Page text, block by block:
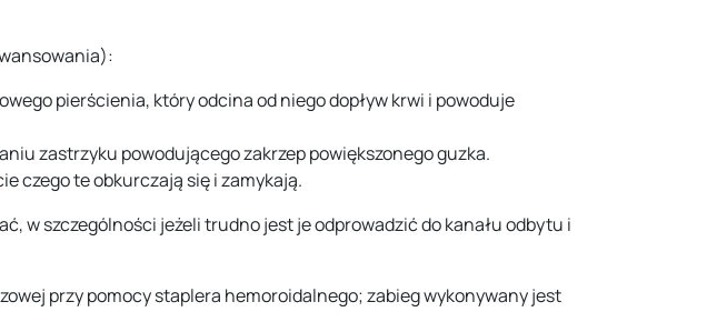
pierścienia, który odcina od niego dopływ krwi i powoduje
zastrzyku powodującego zakrzep powiększonego guzka.
czego te obkurczają się i zamykają.
w szczególności jeżeli trudno jest je odprowadzić do kanału odbytu i
przy pomocy staplera hemoroidalnego; zabieg wykonywany jest